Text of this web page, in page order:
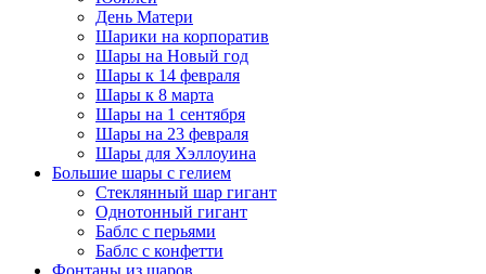
День Матери
Шарики на корпоратив
Шары на Новый год
Шары к 14 февраля
Шары к 8 марта
Шары на 1 сентября
Шары на 23 февраля
Шары для Хэллоуина
Большие шары с гелием
Стеклянный шар гигант
Однотонный гигант
Баблс с перьями
Баблс с конфетти
Фонтаны из шаров